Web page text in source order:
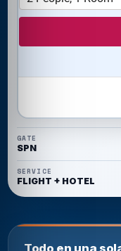
GATE
SPN
SERVICE
FLIGHT + HOTEL
Todo en una